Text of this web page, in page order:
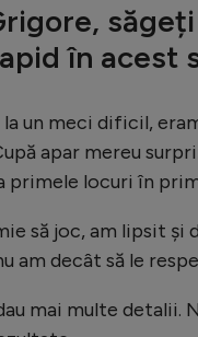
în acest
un meci dificil,
apar mereu
primele locuri în
să joc, am lipsit și
am decât să le
mai multe